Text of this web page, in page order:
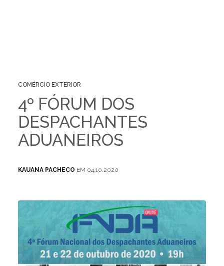
COMÉRCIO EXTERIOR
4º FÓRUM DOS
DESPACHANTES
ADUANEIROS
KAUANA PACHECO EM 04.10.2020